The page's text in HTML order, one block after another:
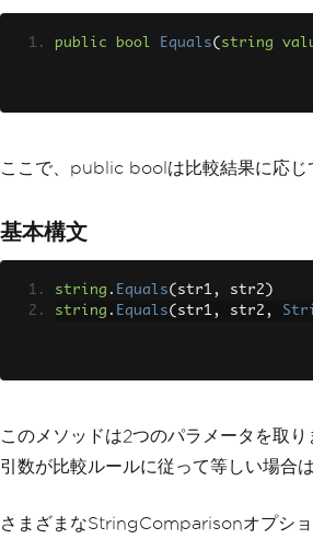
public bool Equals( string
ここで、public boolは比較結果に応じ
基本構文
string . Equals( str1, str2 )
string . Equals( str1, str2 ,
このメソッドは2つのパラメータを取
引数が比較ルールに従って等しい場合
さまざまなStringComparisonオプショ